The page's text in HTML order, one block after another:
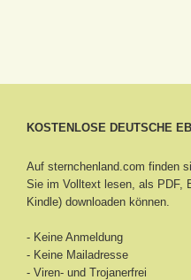
KOSTENLOSE DEUTSCHE
Auf sternchenland.com finden
Sie im Volltext lesen, als PDF,
Kindle) downloaden können.
- Keine Anmeldung
- Keine Mailadresse
- Viren- und Trojanerfrei